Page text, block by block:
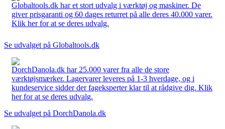
Globaltools.dk har et stort udvalg i værktøj og maskiner. De
giver prisgaranti og 60 dages returret på alle deres 40.000 varer.
Klik her for at se deres udvalg.
Se udvalget på Globaltools.dk
DorchDanola.dk har 25.000 varer fra alle de store
værktøjsmærker. Lagervarer leveres på 1-3 hverdage, og i
kundeservice sidder der fageksperter klar til at rådgive dig. Klik
her for at se deres udvalg.
Se udvalget på DorchDanola.dk